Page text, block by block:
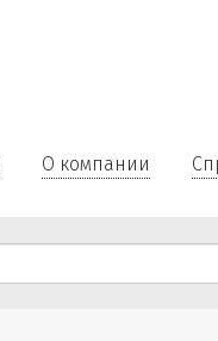
О компании